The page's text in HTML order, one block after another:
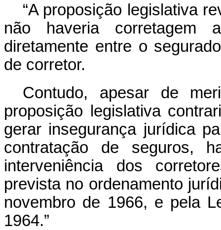
“A proposição legislativa
não haveria corretagem
diretamente entre o
de corretor.
Contudo, apesar de
proposição legislativa
gerar insegurança jurídica
contratação de seguros,
interveniência dos
prevista no ordenamento
novembro de 1966, e pela
1964.”